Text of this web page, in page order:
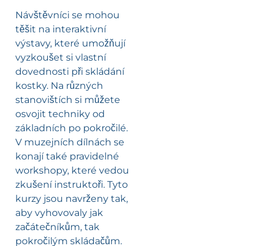
Návštěvníci se mohou
těšit na interaktivní
výstavy, které umožňují
vyzkoušet si vlastní
dovednosti při skládání
kostky. Na různých
stanovištích si můžete
osvojit techniky od
základních po pokročilé.
V muzejních dílnách se
konají také pravidelné
workshopy, které vedou
zkušení instruktoři. Tyto
kurzy jsou navrženy tak,
aby vyhovovaly jak
začátečníkům, tak
pokročilým skládačům.